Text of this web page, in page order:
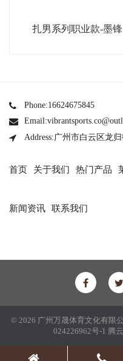
扎男系列职业款-墨锋
Phone:16624675845
Address:广州市白云区龙
首页 关于我们 热门产品
新闻资讯 联系我们
© 2026 广州万晟体育文化有限
024226962号-1 腾